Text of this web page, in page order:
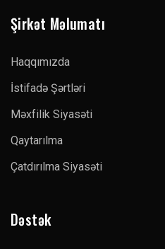
Şirkət Məlumatı
Haqqımızda
İstifadə Şərtləri
Məxfilik Siyasəti
Qaytarılma
Çatdırılma Siyasəti
Dəstək